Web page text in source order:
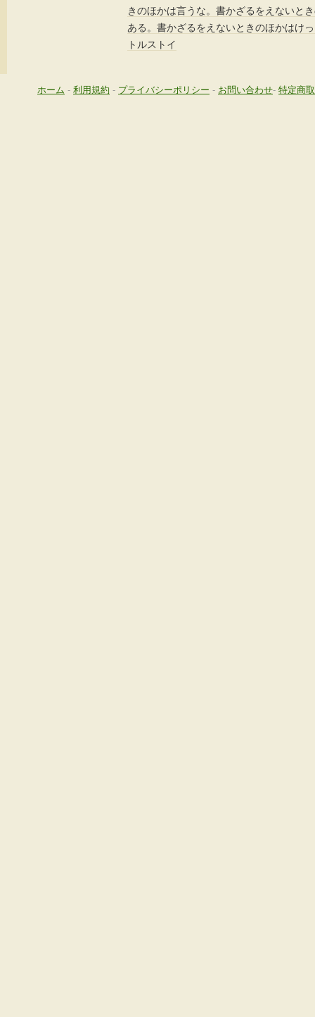
きのほかは言うな。書かざるをえないと
ある。書かざるをえないときのほかはけ
トルストイ
ホーム - 利用規約 - プライバシーポリシー - お問い合わせ- 特定商